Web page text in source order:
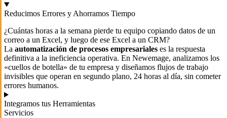
Reducimos Errores y Ahorramos Tiempo
¿Cuántas horas a la semana pierde tu equipo copiando datos de un
correo a un Excel, y luego de ese Excel a un CRM?
La automatización de procesos empresariales es la respuesta
definitiva a la ineficiencia operativa. En Newemage, analizamos los
«cuellos de botella» de tu empresa y diseñamos flujos de trabajo
invisibles que operan en segundo plano, 24 horas al día, sin cometer
errores humanos.
Integramos tus Herramientas
Servicios